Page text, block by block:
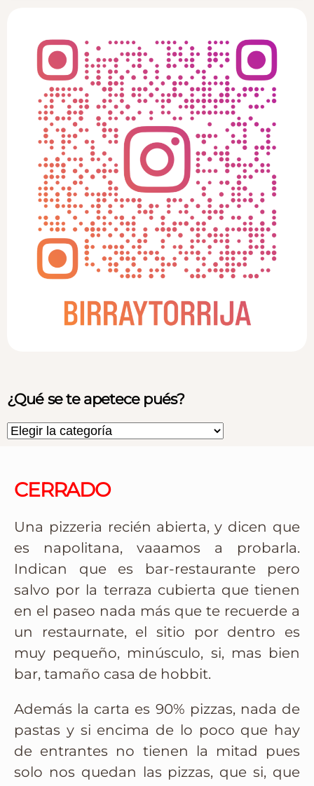
CERRADO
Una pizzeria recién abierta, y dicen que
es napolitana, vaaamos a probarla.
Indican que es bar-restaurante pero
salvo por la terraza cubierta que tienen
en el paseo nada más que te recuerde a
un restaurnate, el sitio por dentro es
muy pequeño, minúsculo, si, mas bien
bar, tamaño casa de hobbit.
Además la carta es 90% pizzas, nada de
pastas y si encima de lo poco que hay
de entrantes no tienen la mitad pues
solo nos quedan las pizzas, que si, que
¿Qué se te apetece pués?